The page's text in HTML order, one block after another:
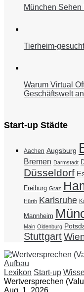
München
Tierheim-
Warum Virtual
Geschäftswelt
Start-up Städte
Aachen Augsburg
Bremen Darmstadt
Düsseldorf
Freiburg Graz
Hürth Karlsruhe
Mannheim
Main Oldenburg
Stuttgart
Lexikon Start-up
Wertversprechen